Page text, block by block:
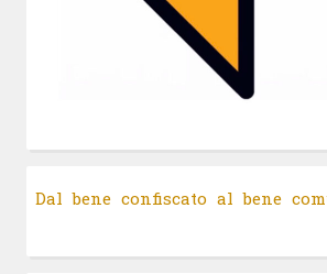
Dal bene confiscato al bene